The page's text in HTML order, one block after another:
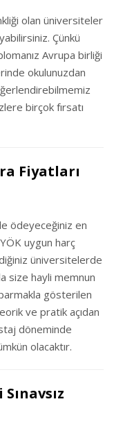
olan üniversiteler
Çünkü
Avrupa birliği
okulunuzdan
birçok fırsatı
Fiyatları
ödeyeceğiniz en
uygun harç
üniversitelerde
size hayli memnun
gösterilen
ve pratik açıdan
döneminde
olacaktır.